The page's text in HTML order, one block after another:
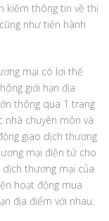
kiếm thông tin về thị
như tiến hành
mại có lợi thế
giới hạn địa
thông qua 1 trang
chuyên môn và
giao dịch thương
mại điện tử cho
thương mại của
hoạt động mua
địa điểm với nhau.